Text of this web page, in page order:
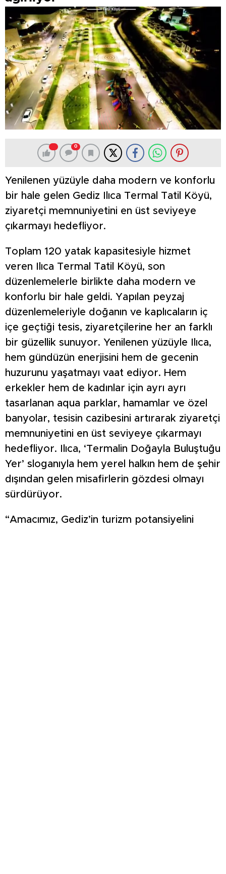
0
Yenilenen yüzüyle daha modern ve konforlu
bir hale gelen Gediz Ilıca Termal Tatil Köyü,
ziyaretçi memnuniyetini en üst seviyeye
çıkarmayı hedefliyor.
Toplam 120 yatak kapasitesiyle hizmet
veren Ilıca Termal Tatil Köyü, son
düzenlemelerle birlikte daha modern ve
konforlu bir hale geldi. Yapılan peyzaj
düzenlemeleriyle doğanın ve kaplıcaların iç
içe geçtiği tesis, ziyaretçilerine her an farklı
bir güzellik sunuyor. Yenilenen yüzüyle Ilıca,
hem gündüzün enerjisini hem de gecenin
huzurunu yaşatmayı vaat ediyor. Hem
erkekler hem de kadınlar için ayrı ayrı
tasarlanan aqua parklar, hamamlar ve özel
banyolar, tesisin cazibesini artırarak ziyaretçi
memnuniyetini en üst seviyeye çıkarmayı
hedefliyor. Ilıca, ‘Termalin Doğayla Buluştuğu
Yer’ sloganıyla hem yerel halkın hem de şehir
dışından gelen misafirlerin gözdesi olmayı
sürdürüyor.
“Amacımız, Gediz’in turizm potansiyelini